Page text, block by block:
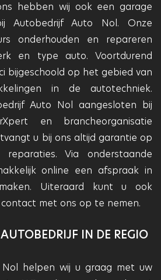
hebben wij ook een garage
Autobedrijf Auto Nol. Onze
onderhouden en repareren
en type auto. Voortdurend
bijgeschoold op het gebied van
in de autotechniek.
Auto Nol aangesloten bij
en brancheorganisatie
u bij ons altijd garantie op
Via onderstaande
online een afspraak in
Uiteraard kunt u ook
met ons op te nemen.
IN DE REGIO
Nol helpen wij u graag met uw